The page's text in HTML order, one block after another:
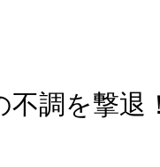
不調を撃